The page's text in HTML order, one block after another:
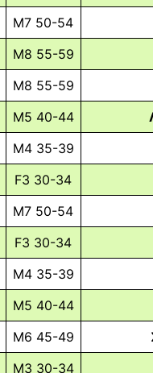
M7 50-54
M8 55-59
M8 55-59
M5 40-44
M4 35-39
F3 30-34
M7 50-54
F3 30-34
M4 35-39
M5 40-44
M6 45-49
M3 30-34